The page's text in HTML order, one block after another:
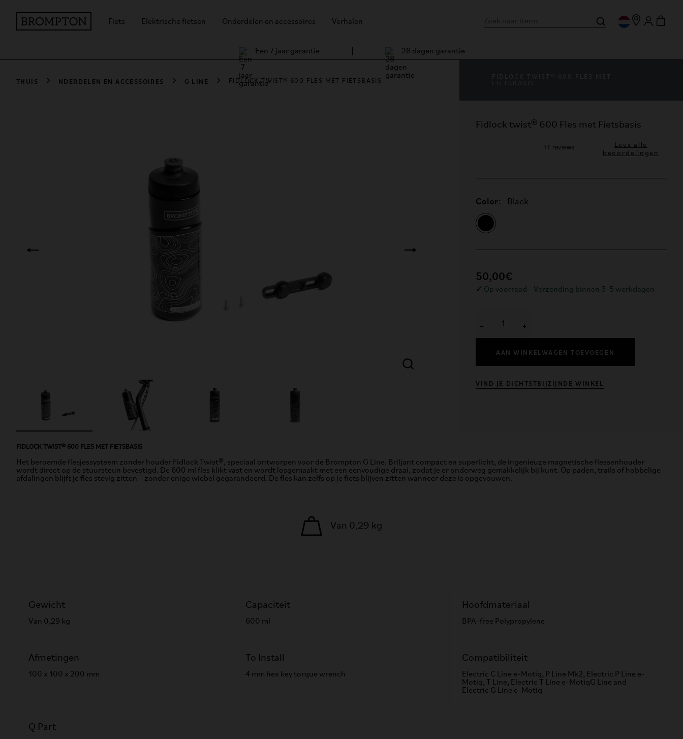
Fiets Elektrische fietsen Onderdelen en accessoires Verhalen
Een 7 jaar garantie 28 dagen garantie
THUIS NDERDELEN EN ACCESSOIRES G LINE FIDLOCK TWIST® 600 FLES MET FIETSBASIS
Fidlock twist® 600 Fles met Fietsbasis
Lees alle
beoordelingen
Color: Black
50,00€
✓ Op voorraad - Verzending binnen 3-5 werkdagen
− +
AAN WINKELWAGEN TOEVOEGEN
VIND JE DICHTSTBIJZIJNDE WINKEL
FIDLOCK TWIST® 600 FLES MET FIETSBASIS
Het beroemde flesjessysteem zonder houder Fidlock Twist®, speciaal ontworpen voor de Brompton G Line. Briljant compact en superlicht, de ingenieuze magnetische flessenhouder
wordt direct op de stuursteun bevestigd. De 600 ml fles klikt vast en wordt losgemaakt met een eenvoudige draai, zodat je er onderweg gemakkelijk bij kunt. Op paden, trails of hobbelige
afdalingen blijft je fles stevig zitten – zonder enige wiebel gegarandeerd. De fles kan zelfs op je fiets blijven zitten wanneer deze is opgevouwen.
Van 0,29 kg
Gewicht
Van 0,29 kg
Capaciteit
600 ml
Hoofdmateriaal
BPA-free Polypropylene
Afmetingen
100 x 100 x 200 mm
To Install
4 mm hex key torque wrench
Compatibiliteit
Electric C Line e-Motiq, P Line Mk2, Electric P Line e-
Motiq, T Line, Electric T Line e-MotiqG Line and
Electric G Line e-Motiq
Q Part